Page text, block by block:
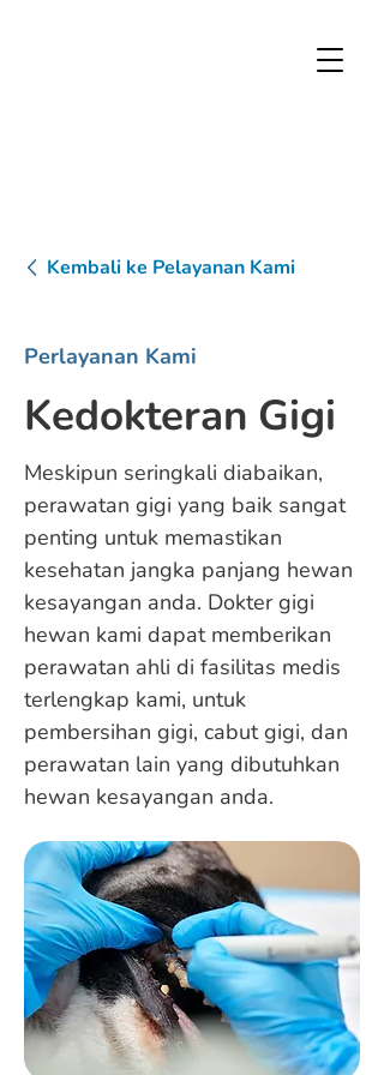
Kembali ke Pelayanan Kami
Perlayanan Kami
Kedokteran Gigi
Meskipun seringkali diabaikan,
perawatan gigi yang baik sangat
penting untuk memastikan
kesehatan jangka panjang hewan
kesayangan anda. Dokter gigi
hewan kami dapat memberikan
perawatan ahli di fasilitas medis
terlengkap kami, untuk
pembersihan gigi, cabut gigi, dan
perawatan lain yang dibutuhkan
hewan kesayangan anda.